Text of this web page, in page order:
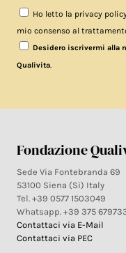
Ho letto la privacy
mio consenso al
Desidero iscrivermi alla
Qualivita
Fondazione
Sede Via Fontebranda 69
53100 Siena (Si) Italy
Tel. +39 0577 1503049
Whatsapp. +39 375
Contattaci via E-Mail
Contattaci via PEC